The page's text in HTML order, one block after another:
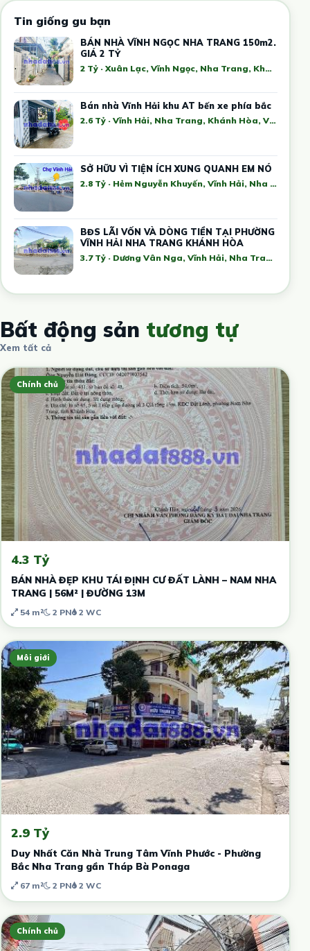
Tin giống gu bạn
BÁN NHÀ VĨNH NGỌC NHA TRANG 150m2.
GIÁ 2 TỶ
2 Tỷ · Xuân Lạc, Vĩnh Ngọc, Nha Trang, Khánh Hòa, Việt Nam
Bán nhà Vĩnh Hải khu AT bến xe phía bắc
2.6 Tỷ · Vĩnh Hải, Nha Trang, Khánh Hòa, Việt Nam
SỞ HỮU VÌ TIỆN ÍCH XUNG QUANH EM NÓ
2.8 Tỷ · Hẻm Nguyễn Khuyến, Vĩnh Hải, Nha Trang, Khánh Hòa, Việt Nam
BĐS LÃI VỐN VÀ DÒNG TIỀN TẠI PHƯỜNG
VĨNH HẢI NHA TRANG KHÁNH HÒA
3.7 Tỷ · Dương Vân Nga, Vĩnh Hải, Nha Trang, Khánh Hòa, Việt Nam
Bất động sản tương tự
Xem tất cả
Chính chủ
4.3 Tỷ
BÁN NHÀ ĐẸP KHU TÁI ĐỊNH CƯ ĐẤT LÀNH – NAM NHA
TRANG | 56M² | ĐƯỜNG 13M
54 m² 2 PN 2 WC
Môi giới
2.9 Tỷ
Duy Nhất Căn Nhà Trung Tâm Vĩnh Phước - Phường
Bắc Nha Trang gần Tháp Bà Ponaga
67 m² 2 PN 2 WC
Chính chủ